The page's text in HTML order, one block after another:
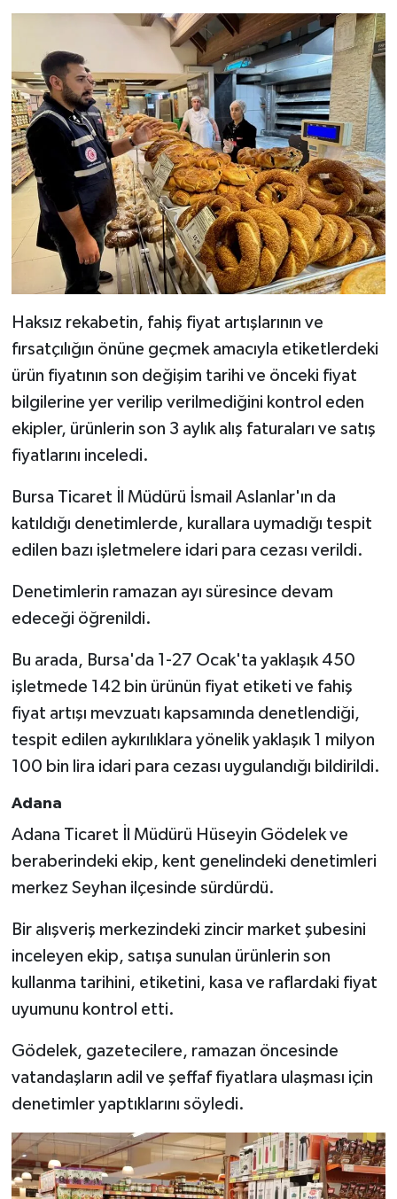
Haksız rekabetin, fahiş fiyat artışlarının ve
fırsatçılığın önüne geçmek amacıyla etiketlerdeki
ürün fiyatının son değişim tarihi ve önceki fiyat
bilgilerine yer verilip verilmediğini kontrol eden
ekipler, ürünlerin son 3 aylık alış faturaları ve satış
fiyatlarını inceledi.
Bursa Ticaret İl Müdürü İsmail Aslanlar'ın da
katıldığı denetimlerde, kurallara uymadığı tespit
edilen bazı işletmelere idari para cezası verildi.
Denetimlerin ramazan ayı süresince devam
edeceği öğrenildi.
Bu arada, Bursa'da 1-27 Ocak'ta yaklaşık 450
işletmede 142 bin ürünün fiyat etiketi ve fahiş
fiyat artışı mevzuatı kapsamında denetlendiği,
tespit edilen aykırılıklara yönelik yaklaşık 1 milyon
100 bin lira idari para cezası uygulandığı bildirildi.
Adana
Adana Ticaret İl Müdürü Hüseyin Gödelek ve
beraberindeki ekip, kent genelindeki denetimleri
merkez Seyhan ilçesinde sürdürdü.
Bir alışveriş merkezindeki zincir market şubesini
inceleyen ekip, satışa sunulan ürünlerin son
kullanma tarihini, etiketini, kasa ve raflardaki fiyat
uyumunu kontrol etti.
Gödelek, gazetecilere, ramazan öncesinde
vatandaşların adil ve şeffaf fiyatlara ulaşması için
denetimler yaptıklarını söyledi.